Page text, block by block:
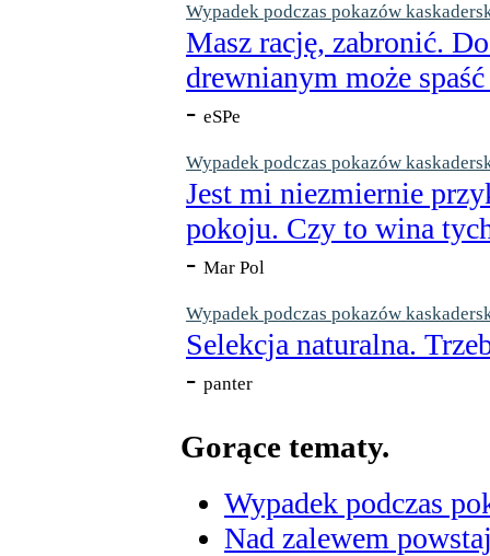
Wypadek podczas pokazów
Masz rację, zabronić.
drewnianym może
- eSPe
Wypadek podczas pokazów
Jest mi niezmiernie
pokoju. Czy to wina
- Mar Pol
Wypadek podczas pokazów
Selekcja naturalna.
- panter
Gorące tematy.
Wypadek podczas
Nad zalewem